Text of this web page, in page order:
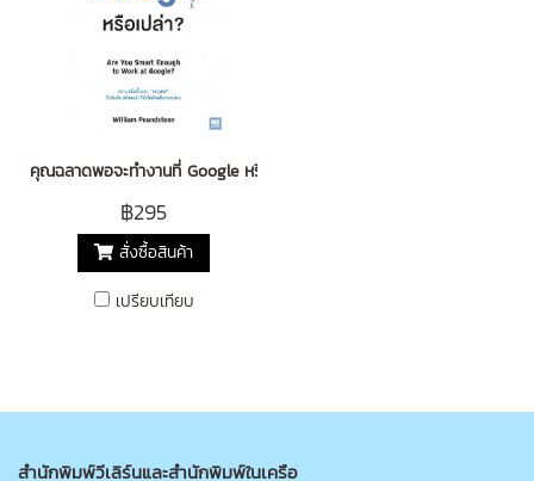
คุณฉลาดพอจะทำงานที่ Google หรือเปล่า? (Are You Smart Enough to
฿295
สั่งซื้อสินค้า
เปรียบเทียบ
สำนักพิมพ์วีเลิร์นและสำนักพิมพ์ในเครือ